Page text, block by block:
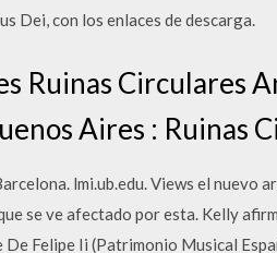
Dei, con los enlaces de descarga.
Ruinas Circulares
Aires : Ruinas
lmi.ub.edu. Views el nuevo
se ve afectado por esta. Kelly
Felipe Ii (Patrimonio Musical